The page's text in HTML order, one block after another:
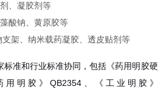
、凝胶剂等
酸钠、黄原胶等
支架、纳米载药凝胶、透皮贴剂等
标准和行业标准协同，包括《药用明胶硬
用明胶》QB2354、《工业明胶》